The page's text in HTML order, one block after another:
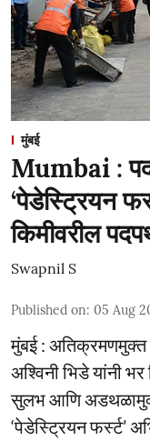
मुंबई
Mumbai :
‘पेडेस्ट्रियन
किमीवरील
Swapnil S
Published on: 05 Aug
मुंबई : अतिक्रमणमुक्त
अश्विनी भिडे यांनी
सुलभ आणि अडथळामुक्त
‘पेडेस्ट्रियन फर्स्ट’